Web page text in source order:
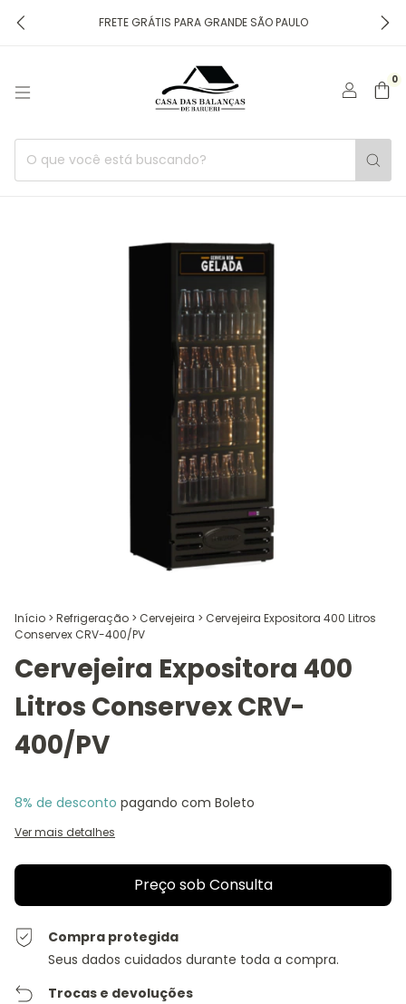
FRETE GRÁTIS PARA GRANDE SÃO PAULO
0
Início > Refrigeração > Cervejeira > Cervejeira Expositora 400 Litros
Conservex CRV-400/PV
Cervejeira Expositora 400
Litros Conservex CRV-
400/PV
8% de desconto pagando com Boleto
Ver mais detalhes
Compra protegida
Seus dados cuidados durante toda a compra.
Trocas e devoluções